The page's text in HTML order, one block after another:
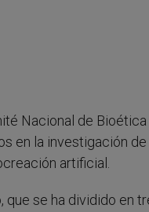
Nacional de
en la investigación
artificial.
se ha dividido en